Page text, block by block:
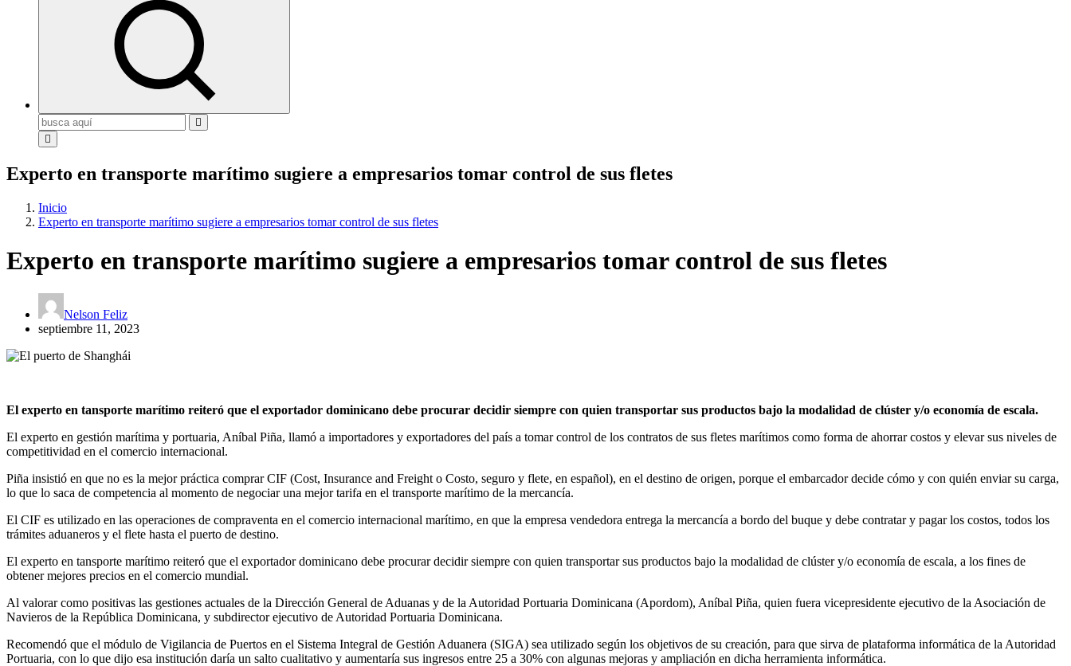
Buscar:
Experto en transporte marítimo sugiere a empresarios tomar control de sus fletes
Inicio
Experto en transporte marítimo sugiere a empresarios tomar control de sus fletes
Experto en transporte marítimo sugiere a empresarios tomar control de sus fletes
Nelson Feliz
septiembre 11, 2023
El experto en tansporte marítimo reiteró que el exportador dominicano debe procurar decidir siempre con quien transportar sus productos bajo la modalidad de clúster y/o economía de escala.
El experto en gestión marítima y portuaria, Aníbal Piña, llamó a importadores y exportadores del país a tomar control de los contratos de sus fletes marítimos como forma de ahorrar costos y elevar sus niveles de
competitividad en el comercio internacional.
Piña insistió en que no es la mejor práctica comprar CIF (Cost, Insurance and Freight o Costo, seguro y flete, en español), en el destino de origen, porque el embarcador decide cómo y con quién enviar su carga,
lo que lo saca de competencia al momento de negociar una mejor tarifa en el transporte marítimo de la mercancía.
El CIF es utilizado en las operaciones de compraventa en el comercio internacional marítimo, en que la empresa vendedora entrega la mercancía a bordo del buque y debe contratar y pagar los costos, todos los
trámites aduaneros y el flete hasta el puerto de destino.
El experto en tansporte marítimo reiteró que el exportador dominicano debe procurar decidir siempre con quien transportar sus productos bajo la modalidad de clúster y/o economía de escala, a los fines de
obtener mejores precios en el comercio mundial.
Al valorar como positivas las gestiones actuales de la Dirección General de Aduanas y de la Autoridad Portuaria Dominicana (Apordom), Aníbal Piña, quien fuera vicepresidente ejecutivo de la Asociación de
Navieros de la República Dominicana, y subdirector ejecutivo de Autoridad Portuaria Dominicana.
Recomendó que el módulo de Vigilancia de Puertos en el Sistema Integral de Gestión Aduanera (SIGA) sea utilizado según los objetivos de su creación, para que sirva de plataforma informática de la Autoridad
Portuaria, con lo que dijo esa institución daría un salto cualitativo y aumentaría sus ingresos entre 25 a 30% con algunas mejoras y ampliación en dicha herramienta informática.